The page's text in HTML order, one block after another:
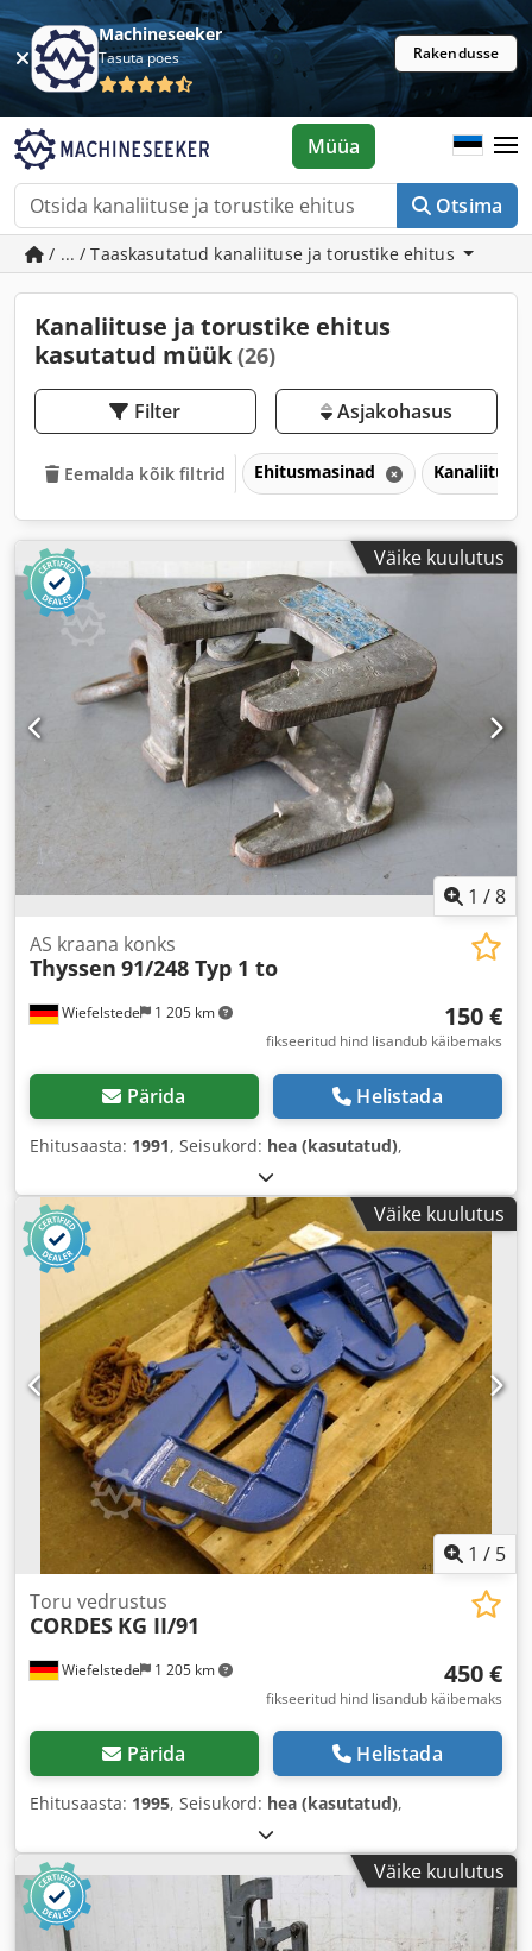
Machineseeker
Tasuta poes Rakendusse
Otsima
Müüa
/ ... / Taaskasutatud kanaliituse ja torustike ehitus
Kanaliituse ja torustike ehitus
kasutatud müük (26)
Filter Asjakohasus
Eemalda kõik filtrid Ehitusmasinad
Väike kuulutus
1 /8
Wiefelstede 1 205 km
AS kraana konks
Thyssen 91/248 Typ 1 to
150 €
fikseeritud hind lisandub käibemaks
Pärida Helistada
Ehitusaasta: 1991, Seisukord: hea (kasutatud),
Väike kuulutus
1 / 5
Wiefelstede 1 205 km
Toru vedrustus
CORDES KG II/91
450 €
fikseeritud hind lisandub käibemaks
Pärida Helistada
Ehitusaasta: 1995, Seisukord: hea (kasutatud),
Väike kuulutus